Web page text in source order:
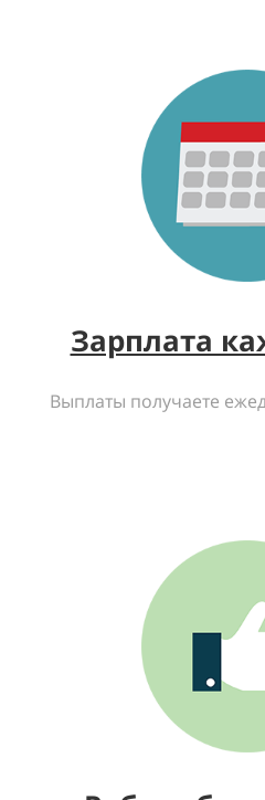
Зарплата
Выплаты получаете